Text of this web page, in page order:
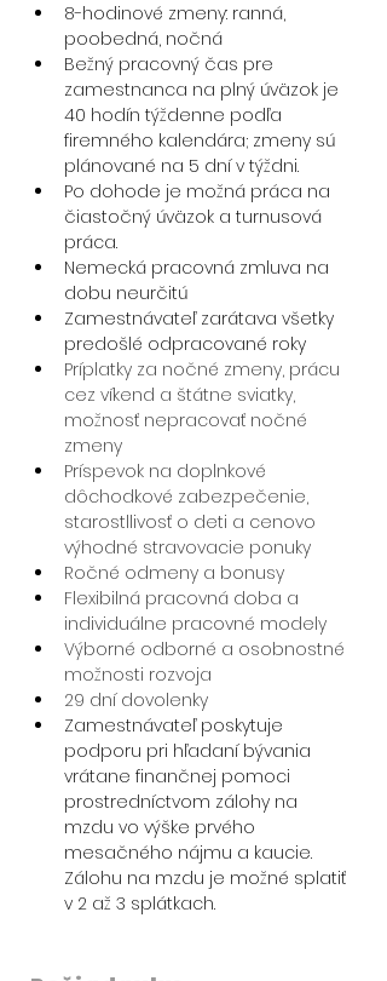
8-hodinové zmeny: ranná,
poobedná, nočná
Bežný pracovný čas pre
zamestnanca na plný úväzok je
40 hodín týždenne podľa
firemného kalendára; zmeny sú
plánované na 5 dní v týždni.
Po dohode je možná práca na
čiastočný úväzok a turnusová
práca.
Nemecká pracovná zmluva na
dobu neurčitú
Zamestnávateľ zarátava všetky
predošlé odpracované roky
Príplatky za nočné zmeny, prácu
cez víkend a štátne sviatky,
možnosť nepracovať nočné
zmeny
Príspevok na doplnkové
dôchodkové zabezpečenie,
starostllivosť o deti a cenovo
výhodné stravovacie ponuky
Ročné odmeny a bonusy
Flexibilná pracovná doba a
individuálne pracovné modely
Výborné odborné a osobnostné
možnosti rozvoja
29 dní dovolenky
Zamestnávateľ poskytuje
podporu pri hľadaní bývania
vrátane finančnej pomoci
prostredníctvom zálohy na
mzdu vo výške prvého
mesačného nájmu a kaucie.
Zálohu na mzdu je možné splatiť
v 2 až 3 splátkach.